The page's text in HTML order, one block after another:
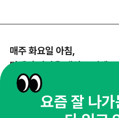
매주 화요일 아침,
마케팅 감각을 깨워 드릴게요!
65,043명의 마케터를 성장시키는 뉴스레터
뉴스레터 구독하기
요즘 잘 나